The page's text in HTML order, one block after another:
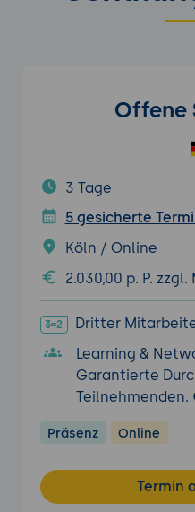
Offene
3 Tage
5 gesicherte
Köln / Online
2.030,00 p. P. zzgl.
Dritter
Learning &
Garantierte
Teilnehmenden.
Präsenz Online
Termin